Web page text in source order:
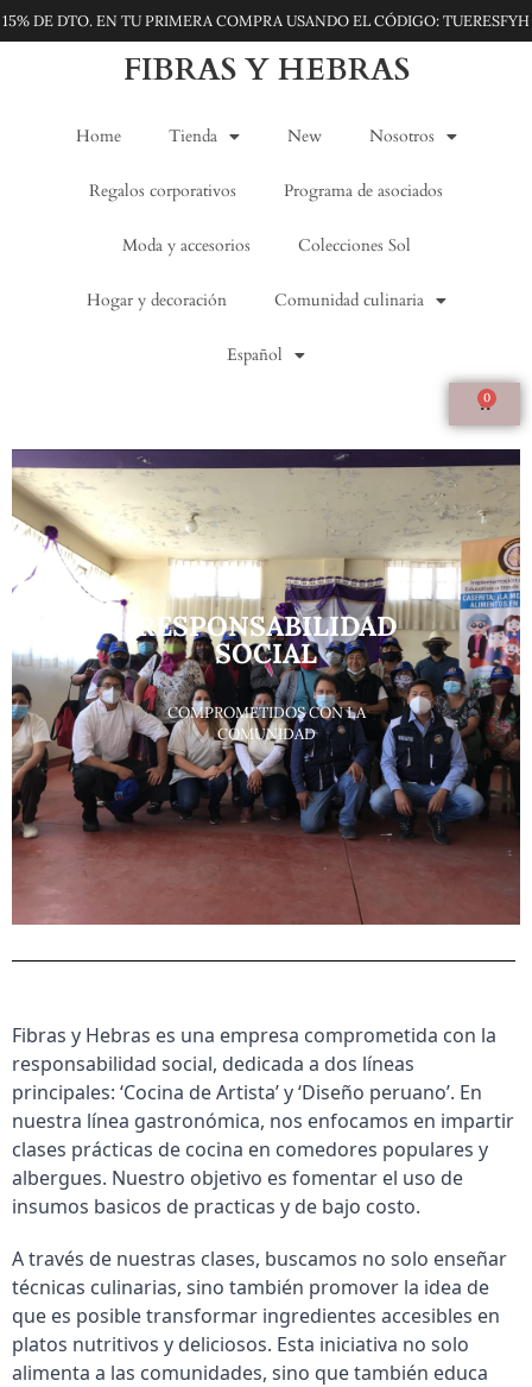
15% DE DTO. EN TU PRIMERA COMPRA USANDO EL CÓDIGO: TUERESFYH
FIBRAS Y HEBRAS
Home Tienda New Nosotros
Regalos corporativos Programa de asociados
Moda y accesorios Colecciones Sol
Hogar y decoración Comunidad culinaria
Español
0
RESPONSABILIDAD
SOCIAL
COMPROMETIDOS CON LA
COMUNIDAD
Fibras y Hebras es una empresa comprometida con la
responsabilidad social, dedicada a dos líneas
principales: ‘Cocina de Artista’ y ‘Diseño peruano’. En
nuestra línea gastronómica, nos enfocamos en impartir
clases prácticas de cocina en comedores populares y
albergues. Nuestro objetivo es fomentar el uso de
insumos basicos de practicas y de bajo costo.
A través de nuestras clases, buscamos no solo enseñar
técnicas culinarias, sino también promover la idea de
que es posible transformar ingredientes accesibles en
platos nutritivos y deliciosos. Esta iniciativa no solo
alimenta a las comunidades, sino que también educa